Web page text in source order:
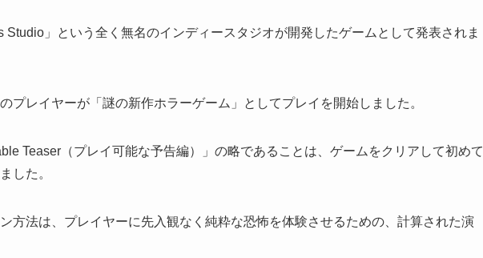
Studio」という全く無名のインディースタジオが開発したゲームとして発表されま
プレイヤーが「謎の新作ホラーゲーム」としてプレイを開始しました。
Teaser（プレイ可能な予告編）」の略であることは、ゲームをクリアして初めて
した。
方法は、プレイヤーに先入観なく純粋な恐怖を体験させるための、計算された演